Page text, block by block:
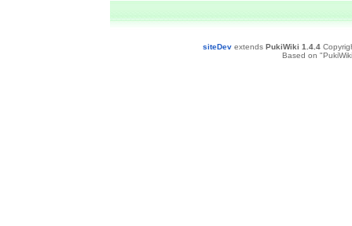
siteDev extends PukiWiki 1.4.4
Based on